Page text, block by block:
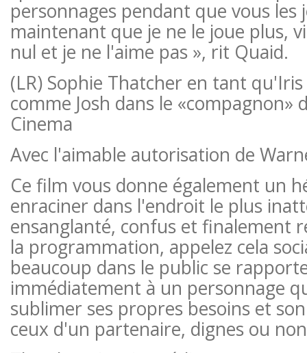
personnages pendant que vous les
maintenant que je ne le joue plus,
nul et je ne l'aime pas », rit Quaid.
(LR) Sophie Thatcher en tant qu'Iris
comme Josh dans le «compagnon»
Cinema
Avec l'aimable autorisation de
Ce film vous donne également un
enraciner dans l'endroit le plus
ensanglanté, confus et finalement
la programmation, appelez cela
beaucoup dans le public se
immédiatement à un personnage
sublimer ses propres besoins et
ceux d'un partenaire, dignes ou